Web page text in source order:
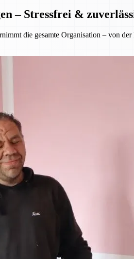
– Stressfrei &
die gesamte Organisation – von